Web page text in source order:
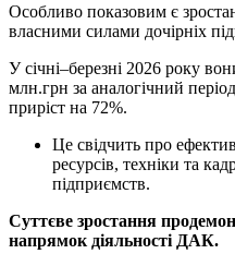
Особливо показовим є
власними силами дочірніх
У січні–березні 2026 року
млн.грн за аналогічний
приріст на 72%.
Це свідчить про
ресурсів, техніки та
підприємств.
Суттєве зростання
напрямок діяльності ДАК.